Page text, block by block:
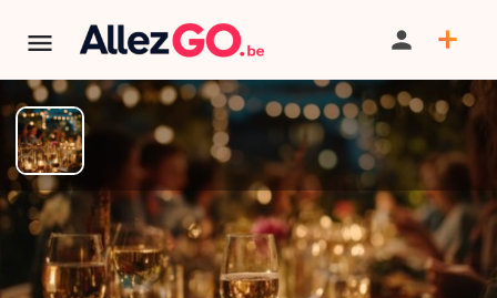
Fête du Village - ASBL Massul
Molinfaing